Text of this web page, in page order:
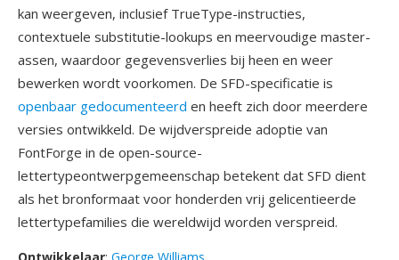
kan weergeven, inclusief TrueType-instructies,
contextuele substitutie-lookups en meervoudige master-
assen, waardoor gegevensverlies bij heen en weer
bewerken wordt voorkomen. De SFD-specificatie is
openbaar gedocumenteerd en heeft zich door meerdere
versies ontwikkeld. De wijdverspreide adoptie van
FontForge in de open-source-
lettertypeontwerpgemeenschap betekent dat SFD dient
als het bronformaat voor honderden vrij gelicentieerde
lettertypefamilies die wereldwijd worden verspreid.